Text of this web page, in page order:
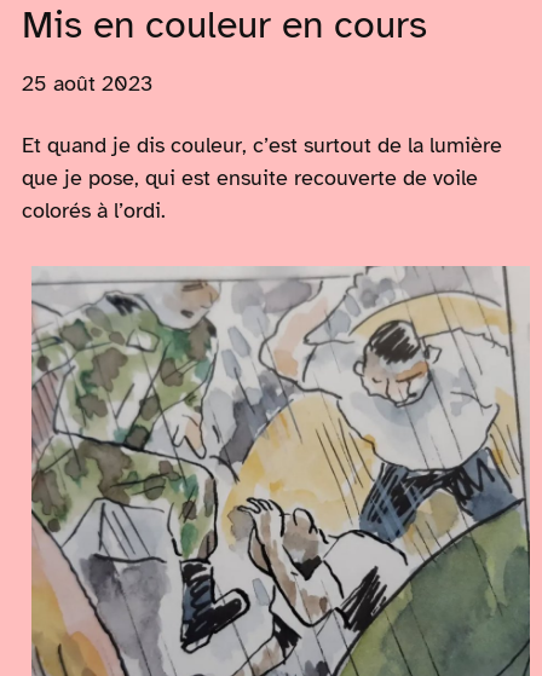
Mis en couleur en cours
25 août 2023
Et quand je dis couleur, c’est surtout de la lumière
que je pose, qui est ensuite recouverte de voile
colorés à l’ordi.